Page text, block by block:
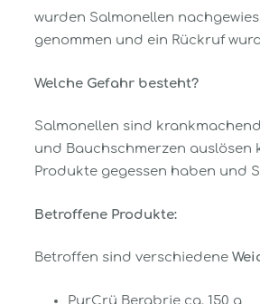
wurden Salmonellen
genommen und ein Rückruf
Welche Gefahr besteht?
Salmonellen sind
und Bauchschmerzen auslösen
Produkte gegessen haben und
Betroffene Produkte:
Betroffen sind verschiedene
PurCrü Bergbrie ca. 150 g